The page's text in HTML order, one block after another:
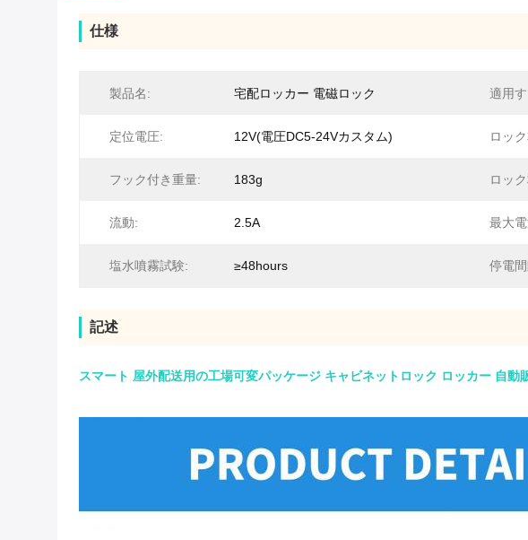
仕様
製品名: 宅配ロッカー 電磁ロック 適用
定位電圧: 12V(電圧DC5-24Vカスタム) ロッ
フック付き重量: 183g ロッ
流動: 2.5A 最大
塩水噴霧試験: ≥48hours 停電
記述
スマート 屋外配送用の工場可変パッケージ キャビネットロック ロッカー 自動